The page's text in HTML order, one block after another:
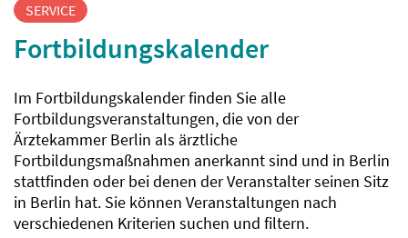
SERVICE
Fortbildungskalender
Im Fortbildungskalender finden Sie alle
Fortbildungsveranstaltungen, die von der
Ärztekammer Berlin als ärztliche
Fortbildungsmaßnahmen anerkannt sind und in Berlin
stattfinden oder bei denen der Veranstalter seinen Sitz
in Berlin hat. Sie können Veranstaltungen nach
verschiedenen Kriterien suchen und filtern.